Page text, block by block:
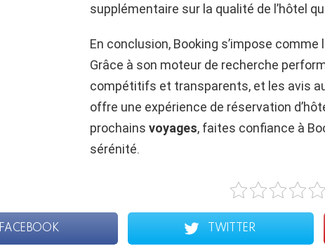
supplémentaire sur la qualité de l’hôtel
En conclusion, Booking s’impose
Grâce à son moteur de recherche
compétitifs et transparents, et les avis
offre une expérience de réservation
prochains voyages, faites confiance à
sérénité.
FACEBOOK TWITTER